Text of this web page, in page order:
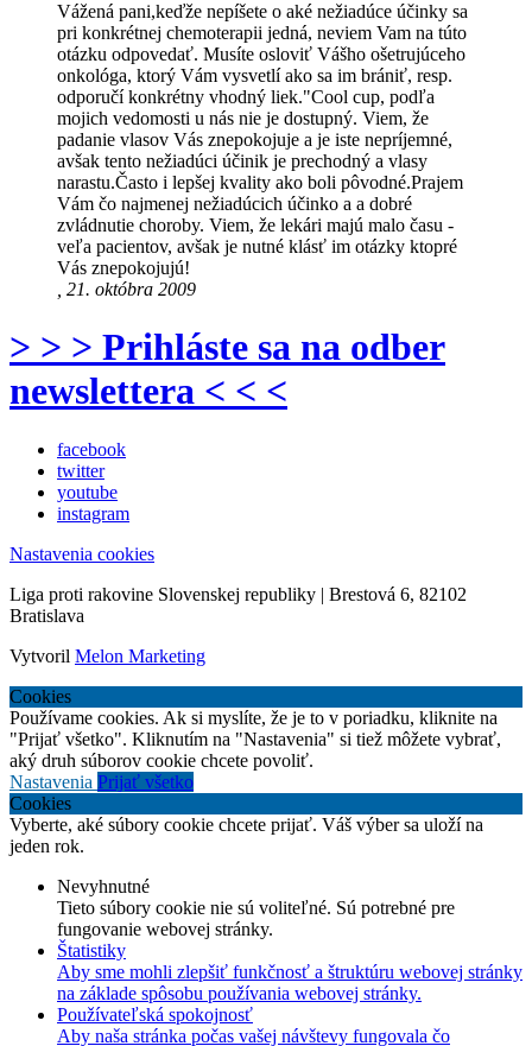
Vážená pani,keďže nepíšete o aké nežiadúce účinky sa
pri konkrétnej chemoterapii jedná, neviem Vam na túto
otázku odpovedať. Musíte osloviť Vášho ošetrujúceho
onkológa, ktorý Vám vysvetlí ako sa im brániť, resp.
odporučí konkrétny vhodný liek."Cool cup, podľa
mojich vedomosti u nás nie je dostupný. Viem, že
padanie vlasov Vás znepokojuje a je iste nepríjemné,
avšak tento nežiadúci účinik je prechodný a vlasy
narastu.Často i lepšej kvality ako boli pôvodné.Prajem
Vám čo najmenej nežiadúcich účinko a a dobré
zvládnutie choroby. Viem, že lekári majú malo času -
veľa pacientov, avšak je nutné klásť im otázky ktopré
Vás znepokojujú!
, 21. októbra 2009
> > > Prihláste sa na odber
newslettera < < <
facebook
twitter
youtube
instagram
Nastavenia cookies
Liga proti rakovine Slovenskej republiky | Brestová 6, 82102
Bratislava
Vytvoril Melon Marketing
Cookies
Používame cookies. Ak si myslíte, že je to v poriadku, kliknite na
"Prijať všetko". Kliknutím na "Nastavenia" si tiež môžete vybrať,
aký druh súborov cookie chcete povoliť.
Nastavenia Prijať všetko
Cookies
Vyberte, aké súbory cookie chcete prijať. Váš výber sa uloží na
jeden rok.
Nevyhnutné
Tieto súbory cookie nie sú voliteľné. Sú potrebné pre
fungovanie webovej stránky.
Štatistiky
Aby sme mohli zlepšiť funkčnosť a štruktúru webovej stránky
na základe spôsobu používania webovej stránky.
Používateľská spokojnosť
Aby naša stránka počas vašej návštevy fungovala čo